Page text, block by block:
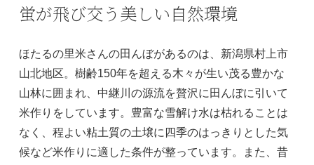
蛍が飛び交う美しい自然環境
ほたるの里米さんの田んぼがあるのは、新潟県村上市
山北地区。樹齢150年を超える木々が生い茂る豊かな
山林に囲まれ、中継川の源流を贅沢に田んぼに引いて
米作りをしています。豊富な雪解け水は枯れることは
なく、程よい粘土質の土壌に四季のはっきりとした気
候など米作りに適した条件が整っています。また、昔